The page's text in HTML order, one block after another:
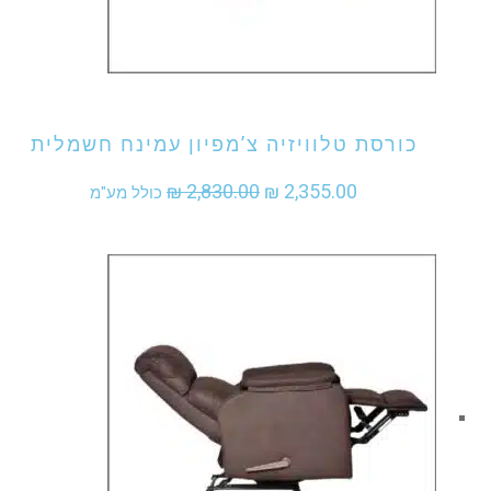
כורסת טלוויזיה צ’מפיון עמינח חשמלית
₪2,830.00
המחיר ₪ 2,355.00
המחיר
כולל מע"מ